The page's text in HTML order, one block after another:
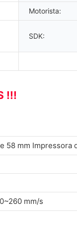
Motorista:
SDK:
!!!
58 mm Impressora
mm/s